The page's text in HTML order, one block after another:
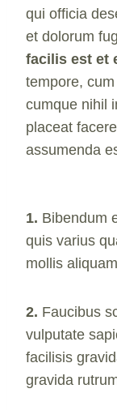
qui officia
et dolorum
facilis est et
tempore,
cumque nihil
placeat
assumenda
1. Bibendum
quis varius
mollis
2. Faucibus
vulputate
facilisis
gravida